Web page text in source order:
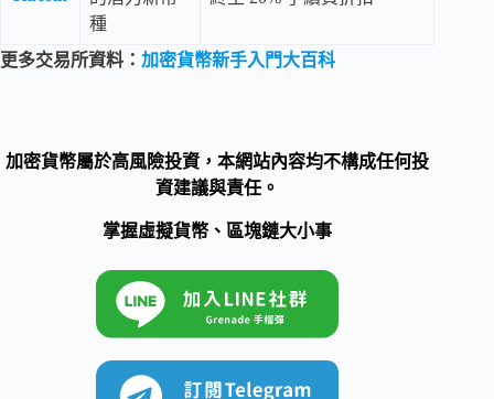
種
更多交易所資料： 加密貨幣新手入門大百科
加密貨幣屬於高風險投資，本網站內容均不構成任何投
資建議與責任。
掌握虛擬貨幣、區塊鏈大小事